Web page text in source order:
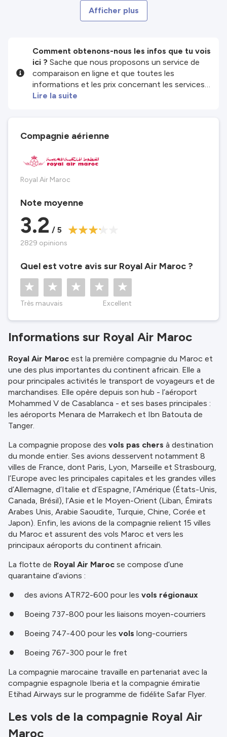
Afficher plus
Comment obtenons-nous les infos que tu vois
ici ? Sache que nous proposons un service de
comparaison en ligne et que toutes les
informations et les prix concernant les services
et/ou produits disponibles sur notre site sont
responsables de l'exhaustivité ou de l'exactitude
toutes les conditions sur le site du partenaire
généralespour plus de détails.
Lire la suite
Compagnie aérienne
Royal Air Maroc
Note moyenne
3.2 / 5
2829 opinions
Quel est votre avis sur Royal Air Maroc ?
Très mauvais Excellent
Informations sur Royal Air Maroc
Royal Air Maroc est la première compagnie du Maroc et
une des plus importantes du continent africain. Elle a
pour principales activités le transport de voyageurs et de
marchandises. Elle opère depuis son hub - l’aéroport
Mohammed V de Casablanca - et ses bases principales :
les aéroports Menara de Marrakech et Ibn Batouta de
Tanger.
La compagnie propose des vols pas chers à destination
du monde entier. Ses avions desservent notamment 8
villes de France, dont Paris, Lyon, Marseille et Strasbourg,
l’Europe avec les principales capitales et les grandes villes
d’Allemagne, d’Italie et d’Espagne, l’Amérique (États-Unis,
Canada, Brésil), l’Asie et le Moyen-Orient (Liban, Émirats
Arabes Unis, Arabie Saoudite, Turquie, Chine, Corée et
Japon). Enfin, les avions de la compagnie relient 15 villes
du Maroc et assurent des vols Maroc et vers les
principaux aéroports du continent africain.
La flotte de Royal Air Maroc se compose d’une
quarantaine d’avions :
des avions ATR72-600 pour les vols régionaux
Boeing 737-800 pour les liaisons moyen-courriers
Boeing 747-400 pour les vols long-courriers
Boeing 767-300 pour le fret
La compagnie marocaine travaille en partenariat avec la
compagnie espagnole Iberia et la compagnie émiratie
Etihad Airways sur le programme de fidélite Safar Flyer.
Les vols de la compagnie Royal Air
Maroc